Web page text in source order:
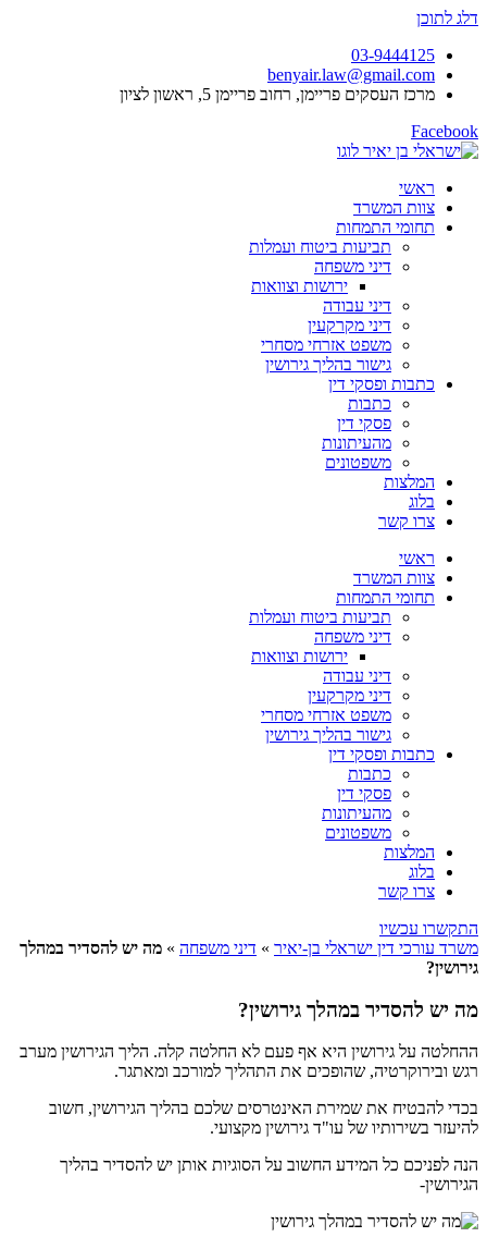
דלג לתוכן
03-9444125
benyair.law@gmail.com
מרכז העסקים פריימן, רחוב פריימן 5, ראשון לציון
Facebook
ראשי
צוות המשרד
תחומי התמחות
תביעות ביטוח ועמלות
דיני משפחה
ירושות וצוואות
דיני עבודה
דיני מקרקעין
משפט אזרחי מסחרי
גישור בהליך גירושין
כתבות ופסקי דין
כתבות
פסקי דין
מהעיתונות
משפטונים
המלצות
בלוג
צרו קשר
ראשי
צוות המשרד
תחומי התמחות
תביעות ביטוח ועמלות
דיני משפחה
ירושות וצוואות
דיני עבודה
דיני מקרקעין
משפט אזרחי מסחרי
גישור בהליך גירושין
כתבות ופסקי דין
כתבות
פסקי דין
מהעיתונות
משפטונים
המלצות
בלוג
צרו קשר
התקשרו עכשיו
משרד עורכי דין ישראלי בן-יאיר » דיני משפחה » מה יש להסדיר במהלך
גירושין?
מה יש להסדיר במהלך גירושין?
ההחלטה על גירושין היא אף פעם לא החלטה קלה. הליך הגירושין מערב
רגש ובירוקרטיה, שהופכים את התהליך למורכב ומאתגר.
בכדי להבטיח את שמירת האינטרסים שלכם בהליך הגירושין, חשוב
להיעזר בשירותיו של עו"ד גירושין מקצועי.
הנה לפניכם כל המידע החשוב על הסוגיות אותן יש להסדיר בהליך
הגירושין-